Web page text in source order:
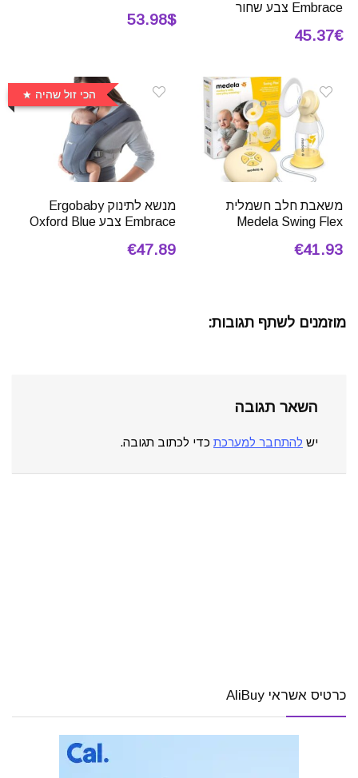
Embrace צבע שחור
45.37€
53.98$
משאבת חלב חשמלית
Medela Swing Flex
€41.93
הכי זול שהיה
מנשא לתינוק Ergobaby
Embrace צבע Oxford Blue
€47.89
מוזמנים לשתף תגובות:
השאר תגובה
יש להתחבר למערכת כדי לכתוב תגובה.
כרטיס אשראי AliBuy